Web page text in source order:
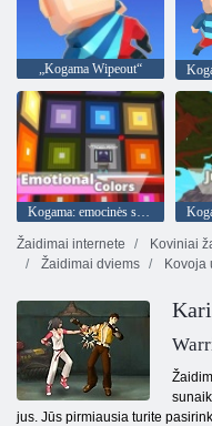
„Kogama Wipeout“
Žaidimai internete
Koviniai
Žaidimai dviems
Kovoja
jus. Jūs pirmiausia turite